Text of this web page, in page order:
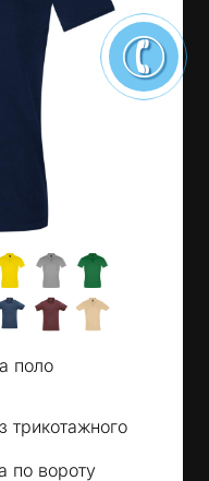
поло
трикотажного
по вороту